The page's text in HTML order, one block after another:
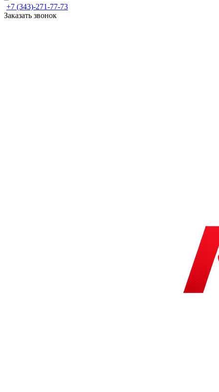
+7 (343)-271-77-73
Заказать звонок